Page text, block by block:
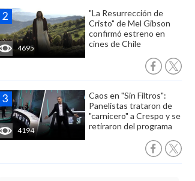
4695
"La Resurrección de
Cristo" de Mel Gibson
confirmó estreno en
cines de Chile
4194
Caos en "Sin Filtros":
Panelistas trataron de
"carnicero" a Crespo y se
retiraron del programa